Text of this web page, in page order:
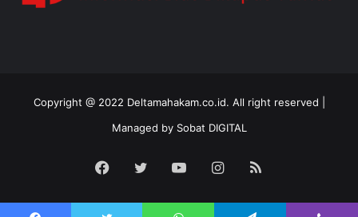
Copyright @ 2022 Deltamahakam.co.id. All right reserved |
Managed by Sobat DIGITAL
Facebook
Twitter YouTubeInstagram